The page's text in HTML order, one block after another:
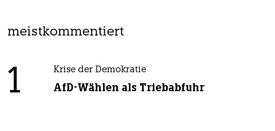
meistkommentiert
1 Krise der Demokratie
AfD-Wählen als Triebabfuhr